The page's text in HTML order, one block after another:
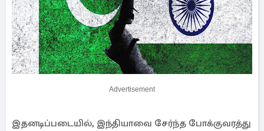
Advertisement
இதனடிப்படையில், இந்தியாவை சேர்ந்த போக்குவரத்து